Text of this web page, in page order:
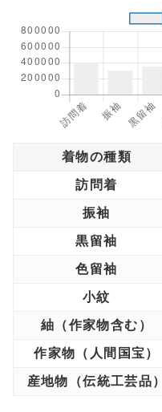
着物の種類
訪問着
振袖
黒留袖
色留袖
小紋
紬（作家物含む）
作家物（人間国宝）
産地物（伝統工芸品）